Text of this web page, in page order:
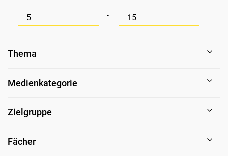
Mindestwert für Alter -
Maximalwert für Alter
Thema
Medienkategorie
Zielgruppe
Fächer